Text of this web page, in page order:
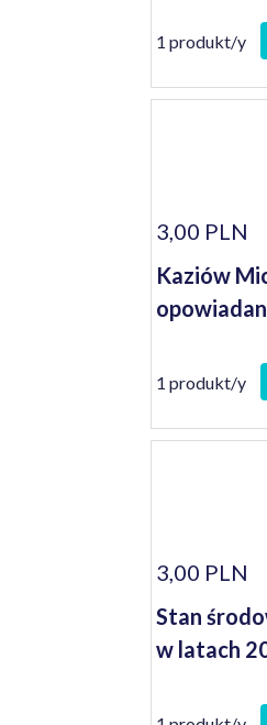
1 produkt/y
3,00 PLN
Kaziów
1 produkt/y
3,00 PLN
Stan
w latach